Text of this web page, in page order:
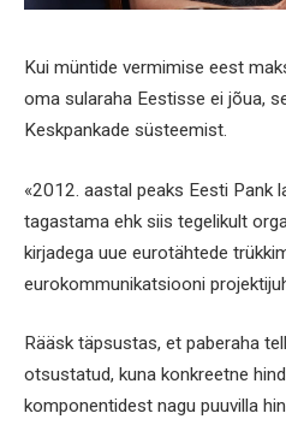
Kui müntide vermimise eest
oma sularaha Eestisse ei jõua,
Keskpankade süsteemist.
«2012. aastal peaks Eesti Pank
tagastama ehk siis tegelikult
kirjadega uue eurotähtede
eurokommunikatsiooni
Rääsk täpsustas, et paberaha
otsustatud, kuna konkreetne
komponentidest nagu puuvilla